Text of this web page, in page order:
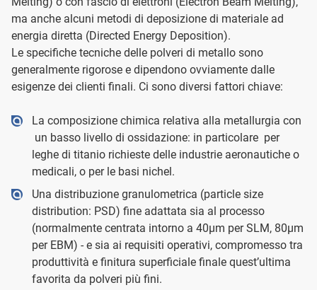
ma anche alcuni metodi di deposizione di materiale ad
energia diretta (Directed Energy Deposition).
Le specifiche tecniche delle polveri di metallo sono
generalmente rigorose e dipendono ovviamente dalle
esigenze dei clienti finali. Ci sono diversi fattori chiave:
La composizione chimica relativa alla metallurgia con
un basso livello di ossidazione: in particolare per
leghe di titanio richieste delle industrie aeronautiche o
medicali, o per le basi nichel.
Una distribuzione granulometrica (particle size
distribution: PSD) fine adattata sia al processo
(normalmente centrata intorno a 40µm per SLM, 80µm
per EBM) - e sia ai requisiti operativi, compromesso tra
produttività e finitura superficiale finale quest’ultima
favorita da polveri più fini.